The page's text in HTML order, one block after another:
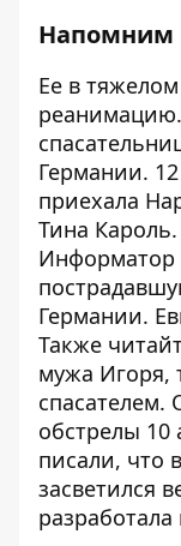
Напомним
Ее в
Германии.
приехала
Тина
Информатор
Германии.
Также
мужа Игоря,
спасателем.
обстрелы 10
писали, что
засветился